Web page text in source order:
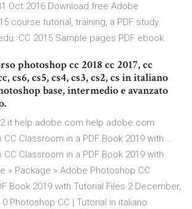
Oct 2016 Download free Adobe
course tutorial, training, a PDF study
CC 2015 Sample pages PDF ebook.
photoshop cc 2018 cc 2017, cc
cs6, cs5, cs4, cs3, cs2, cs in italiano
base, intermedio e avanzato
help.adobe.com help.adobe.com
Classroom in a PDF Book 2019 with ...
Classroom in a PDF Book 2019 with
» Package » Adobe Photoshop CC
Book 2019 with Tutorial Files 2 December,
Photoshop CC | Tutorial in italiano